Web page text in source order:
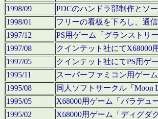
1998/09
PDCのハンドラ部制作とソ
1998/01
フリーの看板を下ろし、通
1997/12
PS用ゲーム「グランストリ
1997/08
クインテット社にてX68000
1997/05
クインテット社にてPS用ゲ
1995/11
スーパーファミコン用ゲー
1995/08
同人ソフトサークル「Moon
1995/05
X68000用ゲーム「バラデュ
1995/02
X68000用ゲーム「ディグダ